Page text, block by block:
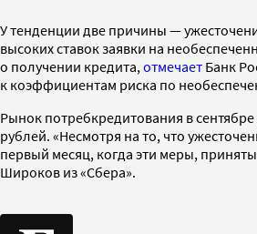
У тенденции две причины —
высоких ставок заявки на
о получении кредита, отмечает Банк
к коэффициентам риска по
Рынок потребкредитования в
рублей. «Несмотря на то, что
первый месяц, когда эти меры,
Широков из «Сбера».